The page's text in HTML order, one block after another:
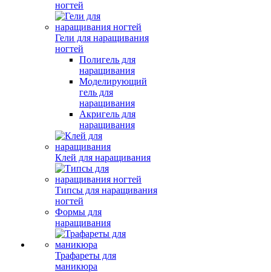
ногтей
Гели для наращивания
ногтей
Полигель для
наращивания
Моделирующий
гель для
наращивания
Акригель для
наращивания
Клей для наращивания
Типсы для наращивания
ногтей
Формы для
наращивания
Трафареты для
маникюра